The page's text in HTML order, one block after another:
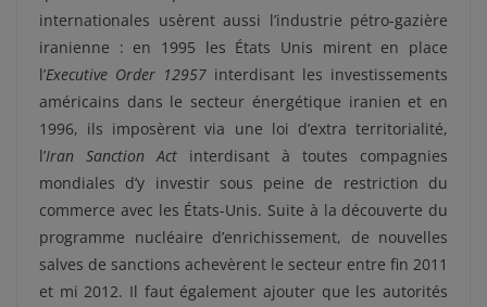
internationales usèrent aussi l’industrie pétro-gazière
iranienne : en 1995 les États Unis mirent en place
l’Executive Order 12957 interdisant les investissements
américains dans le secteur énergétique iranien et en
1996, ils imposèrent via une loi d’extra territorialité,
l’Iran Sanction Act interdisant à toutes compagnies
mondiales d’y investir sous peine de restriction du
commerce avec les États-Unis. Suite à la découverte du
programme nucléaire d’enrichissement, de nouvelles
salves de sanctions achevèrent le secteur entre fin 2011
et mi 2012. Il faut également ajouter que les autorités